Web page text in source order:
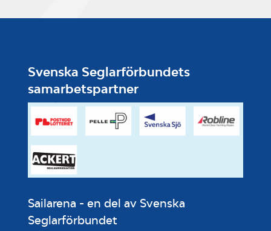
Svenska Seglarförbundets
samarbetspartner
Sailarena - en del av Svenska
Seglarförbundet